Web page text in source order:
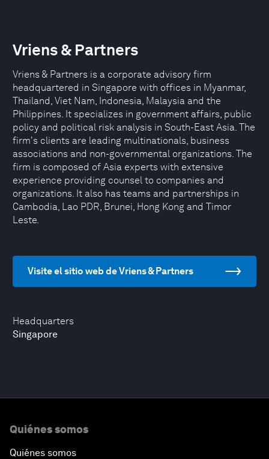
Headquarters
Singapore
Vriens & Partners
Vriens & Partners is a corporate advisory firm
headquartered in Singapore with offices in Myanmar,
Thailand, Viet Nam, Indonesia, Malaysia and the
Philippines. It specializes in government affairs, public
policy and political risk analysis in South-East Asia. The
firm's clients are leading multinationals, business
associations and non-governmental organizations. The
firm is composed of Asia experts with extensive
experience providing counsel to companies and
organizations. It also has teams and partnerships in
Cambodia, Lao PDR, Brunei, Hong Kong and Timor
Leste.
Visite el sitio web de Vriens & Partners
Quiénes somos
Quiénes somos